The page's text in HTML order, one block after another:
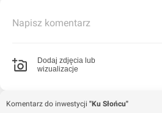
Napisz komentarz
Dodaj zdjęcia lub
wizualizacje
Komentarz do inwestycji "Ku Słońcu"